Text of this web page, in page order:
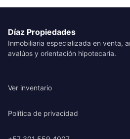
Díaz Propiedades
Inmobiliaria especializada en venta,
avalúos y orientación hipotecaria.
Ver inventario
Política de privacidad